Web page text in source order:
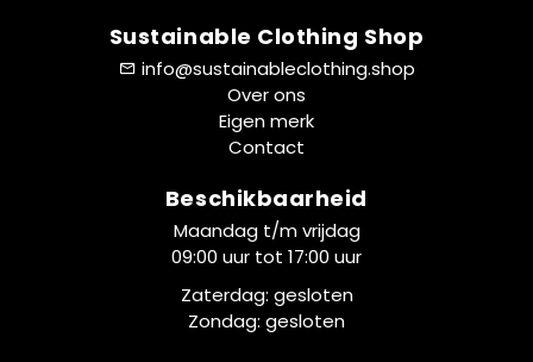
Sustainable Clothing Shop
info@sustainableclothing.shop
Over ons
Eigen merk
Contact
Beschikbaarheid
Maandag t/m vrijdag
09:00 uur tot 17:00 uur
Zaterdag: gesloten
Zondag: gesloten